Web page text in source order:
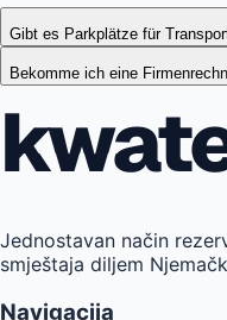
Gibt es Parkplätze für
Bekomme ich eine
Jednostavan način
smještaja diljem
Navigacija